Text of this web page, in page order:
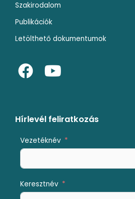
Hírlevél feliratkozás
Vezetéknév
Keresztnév
Szakirodalom
Publikációk
Letölthető dokumentumok
F
a
b
o
o
k
Y
o
u
b
e